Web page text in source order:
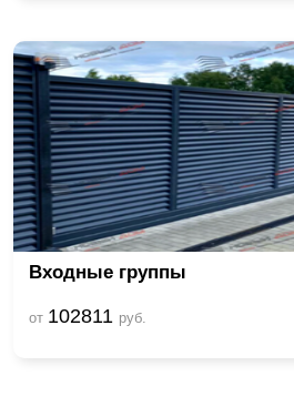
Входные группы
от 102811 руб.